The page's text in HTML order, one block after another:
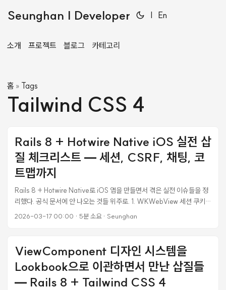
Seunghan | Developer | En
소개 프로젝트 블로그 카테고리
홈 » Tags
Tailwind CSS 4
Rails 8 + Hotwire Native iOS 실전 삽
질 체크리스트 — 세션, CSRF, 채팅, 코
트맵까지
Rails 8 + Hotwire Native로 iOS 앱을 만들면서 겪은 실전 이슈들을 정
리했다. 공식 문서에 안 나오는 것들 위주로. 1. WKWebView 세션 쿠키가
앱 종료 시 날아간다 증상 앱을 완전히 종료(kill) 후 재실행하면 로그인이
# config/initializers/session_store.rb
Rails.application.config.session_store :cookie_store, key:
"_app_session", expire_after: 30.days, same_site: :lax
expire_after를 설정하면 영속 쿠키가 되어 앱 종료 후에도 유지된다.
2026-03-17 00:00 · 5분 소요· Seunghan
ViewComponent 디자인 시스템을
Lookbook으로 이관하면서 만난 삽질들
— Rails 8 + Tailwind CSS 4